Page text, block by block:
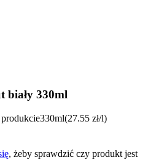
biały 330ml
330ml(27.55 zł/l)
, żeby sprawdzić czy produkt jest